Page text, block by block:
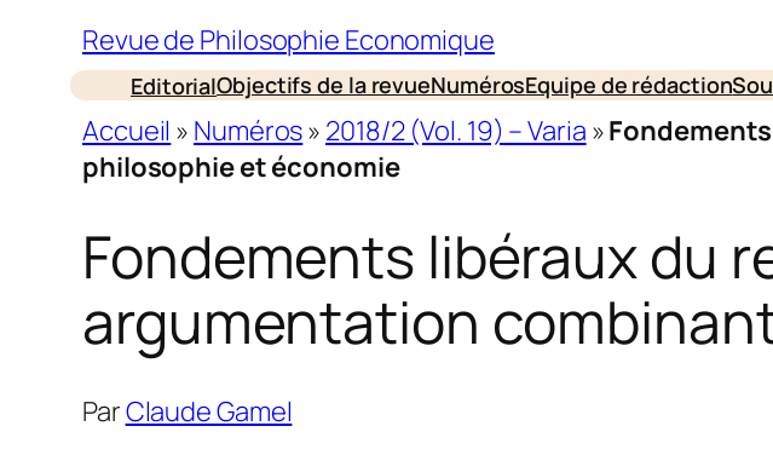
Revue de Philosophie Economique
EditorialObjectifs de la revueNumérosEquipe de rédaction
Accueil » Numéros» 2018/2 (Vol. 19) – Varia »
philosophie et économie
Fondements libéraux du
argumentation
ParClaude Gamel